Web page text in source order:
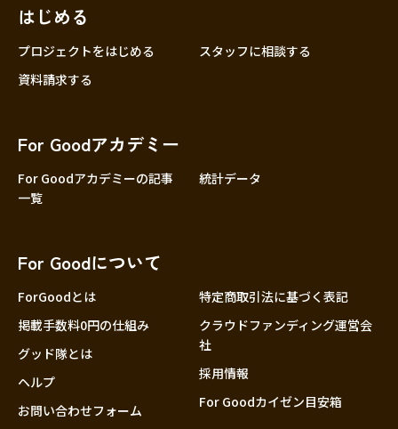
はじめる
プロジェクトをはじめる
スタッフに相談する
資料請求する
For Goodアカデミー
For Goodアカデミーの記事
一覧
統計データ
For Goodについて
ForGoodとは
掲載手数料0円の仕組み
グッド隊とは
ヘルプ
お問い合わせフォーム
特定商取引法に基づく表記
クラウドファンディング運営会
社
採用情報
For Goodカイゼン目安箱